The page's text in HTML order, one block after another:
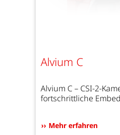
Alvium C
Alvium C – CSI-2-
fortschrittliche
Mehr erfahren